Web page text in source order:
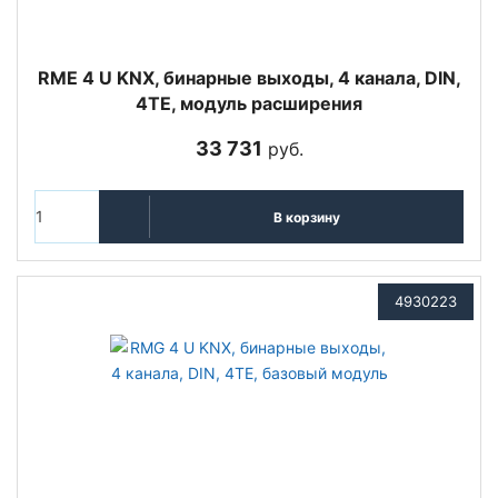
RME 4 U KNX, бинарные выходы, 4 канала, DIN,
4TE, модуль расширения
33 731 руб.
В корзину
4930223